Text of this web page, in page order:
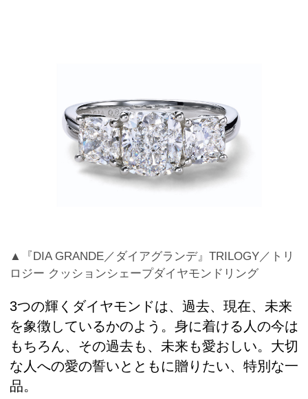
▲『DIA GRANDE／ダイアグランデ』TRILOGY／トリ
ロジー クッションシェープダイヤモンドリング
3つの輝くダイヤモンドは、過去、現在、未来
を象徴しているかのよう。身に着ける人の今は
もちろん、その過去も、未来も愛おしい。大切
な人への愛の誓いとともに贈りたい、特別な一
品。